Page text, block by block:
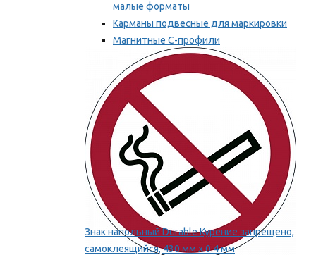
малые форматы
Карманы подвесные для маркировки
Магнитные С-профили
Напольная маркировка
Мы рекомендуем
Знак напольный Durable Курение запрещено,
самоклеящийся, 430 мм х 0.4 мм